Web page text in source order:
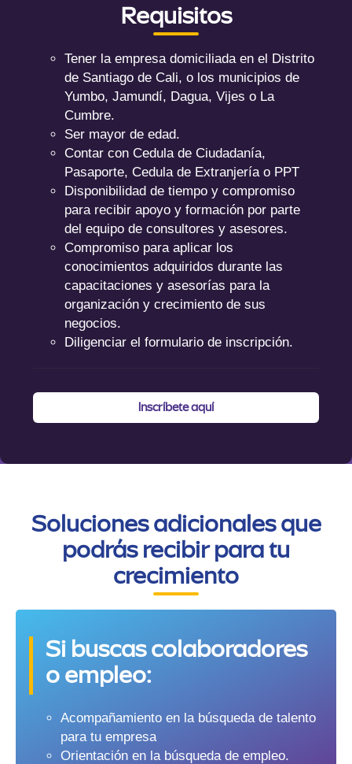
Requisitos
Tener la empresa domiciliada en el Distrito
de Santiago de Cali, o los municipios de
Yumbo, Jamundí, Dagua, Vijes o La
Cumbre.
Ser mayor de edad.
Contar con Cedula de Ciudadanía,
Pasaporte, Cedula de Extranjería o PPT
Disponibilidad de tiempo y compromiso
para recibir apoyo y formación por parte
del equipo de consultores y asesores.
Compromiso para aplicar los
conocimientos adquiridos durante las
capacitaciones y asesorías para la
organización y crecimiento de sus
negocios.
Diligenciar el formulario de inscripción.
Inscríbete aquí
Soluciones adicionales que
podrás recibir para tu
crecimiento
Si buscas colaboradores
o empleo:
Acompañamiento en la búsqueda de talento
para tu empresa
Orientación en la búsqueda de empleo.